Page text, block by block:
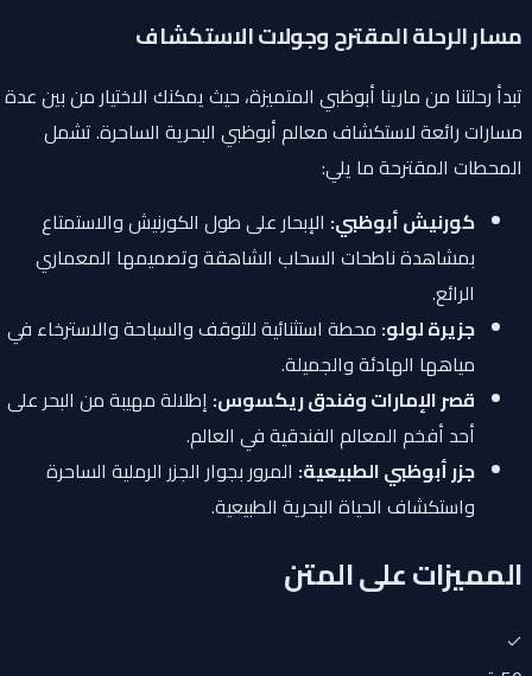
مسار الرحلة المقترح وجولات الاستكشاف
تبدأ رحلتنا من مارينا أبوظبي المتميزة، حيث يمكنك الاختيار من بين عدة
مسارات رائعة لاستكشاف معالم أبوظبي البحرية الساحرة. تشمل
المحطات المقترحة ما يلي:
كورنيش أبوظبي:الإبحار على طول الكورنيش والاستمتاع
بمشاهدة ناطحات السحاب الشاهقة وتصميمها المعماري
الرائع.
جزيرة لولو:محطة استثنائية للتوقف والسباحة والاسترخاء في
مياهها الهادئة والجميلة.
قصر الإمارات وفندق ريكسوس:إطلالة مهيبة من البحر على
أحد أفخم المعالم الفندقية في العالم.
جزر أبوظبي الطبيعية:المرور بجوار الجزر الرملية الساحرة
واستكشاف الحياة البحرية الطبيعية.
المميزات على المتن